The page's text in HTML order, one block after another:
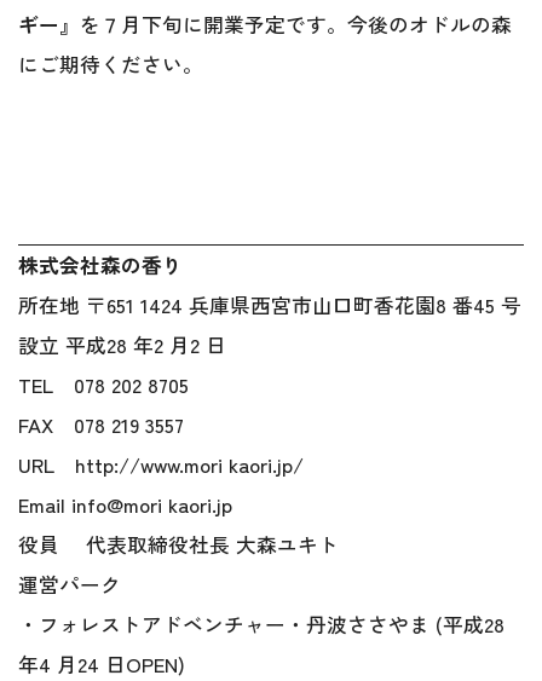
ギー』を７月下旬に開業予定です。今後のオドルの森
にご期待ください。
株式会社森の香り
所在地 〒651 1424 兵庫県西宮市山口町香花園8 番45 号
設立 平成28 年2 月2 日
TEL 078 202 8705
FAX 078 219 3557
URL http://www.mori kaori.jp/
Email info@mori kaori.jp
役員 代表取締役社長 大森ユキト
運営パーク
・フォレストアドベンチャー・丹波ささやま (平成28
年4 月24 日OPEN)